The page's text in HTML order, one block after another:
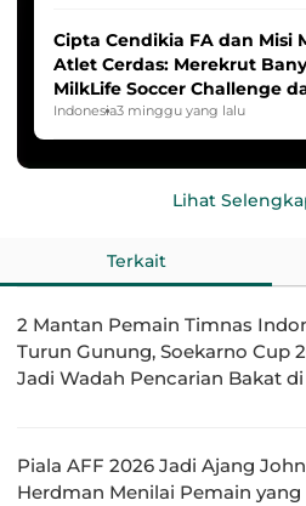
Cipta Cendikia FA dan Misi
Atlet Cerdas: Merekrut
MilkLife Soccer Challenge
HYDROPLUS Soccer League
Indonesia3 minggu yang lalu
Lihat
Terkait
2 Mantan Pemain Timnas
Turun Gunung, Soekarno Cup
Jadi Wadah Pencarian Bakat di
Piala AFF 2026 Jadi Ajang John
Herdman Menilai Pemain yang